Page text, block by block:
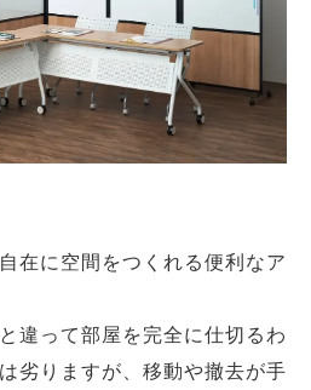
在に空間をつくれる便利なア
違って部屋を完全に仕切るわ
劣りますが、移動や撤去が手